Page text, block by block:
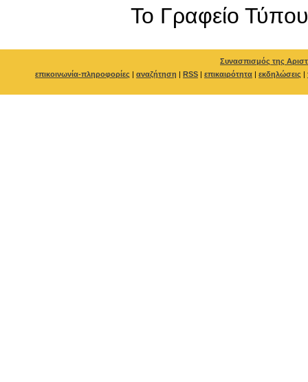
To Γραφείο Τύπου
Συνασπισμός της
επικοινωνία-πληροφορίες | αναζήτηση | RSS | επικαιρότητα | εκδηλώσεις |